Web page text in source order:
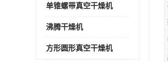
单锥螺带真空干燥机
沸腾干燥机
方形圆形真空干燥机